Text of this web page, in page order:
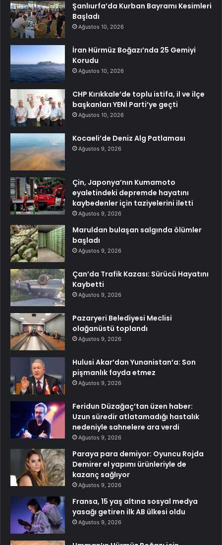
Şanlıurfa’da Kurban Bayramı Kesimleri
Başladı
Ağustos 10, 2026
İran Hürmüz Boğazı’nda 25 Gemiyi
Korudu
Ağustos 10, 2026
CHP Kırıkkale’de toplu istifa, il ve ilçe
başkanları YENİ Parti’ye geçti
Ağustos 10, 2026
Kocaeli’de Deniz Alg Patlaması
Ağustos 9, 2026
Çin, Japonya’nın Kumamoto
eyaletindeki depremde hayatını
kaybedenler için taziyelerini iletti
Ağustos 9, 2026
Maruldan bulaşan salgında ölümler
başladı
Ağustos 9, 2026
Çan’da Trafik Kazası: Sürücü Hayatını
Kaybetti
Ağustos 9, 2026
Pazaryeri Belediyesi Meclisi
olağanüstü toplandı
Ağustos 9, 2026
Hulusi Akar’dan Yunanistan’a: Son
pişmanlık fayda etmez
Ağustos 9, 2026
Feridun Düzağaç’tan üzen haber:
Uzun süredir atlatamadığı hastalık
nedeniyle sahnelere ara verdi
Ağustos 9, 2026
Paraya para demiyor: Oyuncu Rojda
Demirer el yapımı ürünleriyle de
kazanç sağlıyor
Ağustos 9, 2026
Fransa, 15 yaş altına sosyal medya
yasağı getiren ilk AB ülkesi oldu
Ağustos 9, 2026